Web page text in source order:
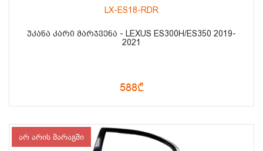
LX-ES18-RDR
ᲣᲙᲐᲜᲐ ᲙᲐᲠᲘ ᲛᲐᲠᲯᲕᲔᲜᲐ - LEXUS ES300H/ES350 2019-
2021
588₾
არ არის მარაგში